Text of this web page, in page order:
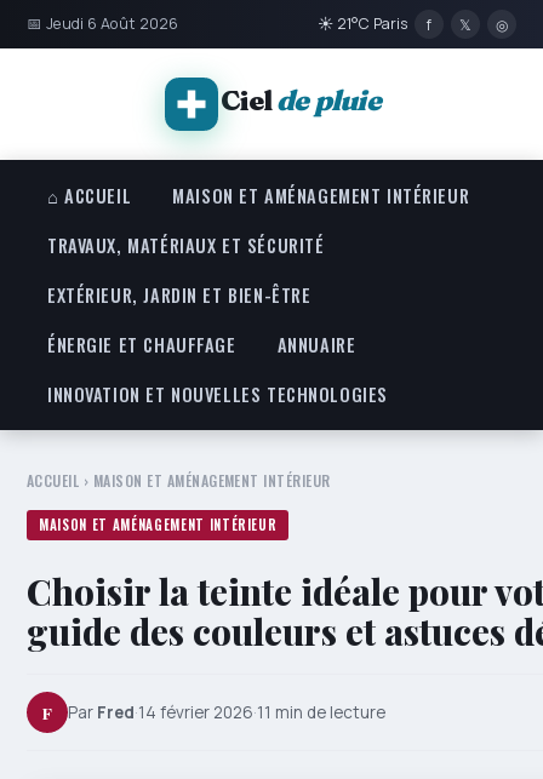
📅 Jeudi 6 Août 2026 ☀ 21°C Paris f 𝕏 ◎
Cielde pluie
⌂ ACCUEIL
MAISON ET AMÉNAGEMENT INTÉRIEUR
TRAVAUX, MATÉRIAUX ET SÉCURITÉ
EXTÉRIEUR, JARDIN ET BIEN-ÊTRE
ÉNERGIE ET CHAUFFAGE
ANNUAIRE
INNOVATION ET NOUVELLES TECHNOLOGIES
ACCUEIL › MAISON ET AMÉNAGEMENT INTÉRIEUR
MAISON ET AMÉNAGEMENT INTÉRIEUR
Choisir la teinte idéale pour
guide des couleurs et astuces
F Par Fred·14 février 2026·11 min de lecture